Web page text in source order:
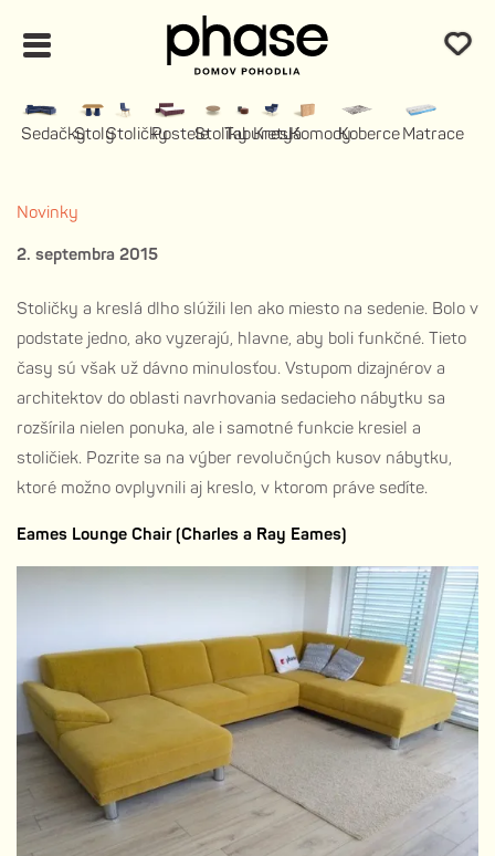
SedačkyStolyStoličkyPosteleStolíkyTaburety
KresláKomodyKoberceMatrace
Novinky
2. septembra 2015
Stoličky a kreslá dlho slúžili len ako miesto na sedenie. Bolo v
podstate jedno, ako vyzerajú, hlavne, aby boli funkčné. Tieto
časy sú však už dávno minulosťou. Vstupom dizajnérov a
architektov do oblasti navrhovania sedacieho nábytku sa
rozšírila nielen ponuka, ale i samotné funkcie kresiel a
stoličiek. Pozrite sa na výber revolučných kusov nábytku,
ktoré možno ovplyvnili aj kreslo, v ktorom práve sedíte.
Eames Lounge Chair (Charles a Ray Eames)